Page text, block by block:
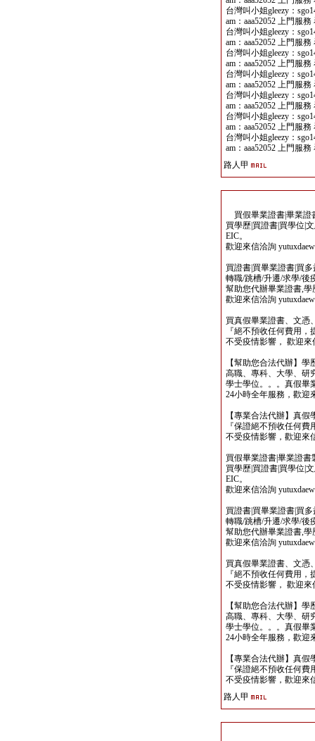
台灣叫小姐gleezy：
am：aaa52052 上門服
台灣叫小姐gleezy：
am：aaa52052 上門服
台灣叫小姐gleezy：
am：aaa52052 上門服
台灣叫小姐gleezy：
am：aaa52052 上門服
台灣叫小姐gleezy：
am：aaa52052 上門服
台灣叫小姐gleezy：
am：aaa52052 上門服
台灣叫小姐gleezy：
am：aaa52052 上門服
路人甲
買假畢業證書|畢業證
買學歷|買證書|買學位|
EIC。
歡迎來信洽詢
買證書|買畢業證書|買多
轉職/跳槽/升遷/求學/後
幫助您代辦畢業證書,學
歡迎來信洽詢
買真假畢業證書、文憑
『絕不預收任何費用
不受疫情影響， 歡迎來
【幫助您合法代辦】
高職、專科、大學、研
學士學位。。。真假畢
24小時全年服務，歡迎
【專業合法代辦】真
『保證絕不預收任何
不受疫情影響，歡迎來
買假畢業證書|畢業證書
買學歷|買證書|買學位|
EIC。
歡迎來信洽詢
買證書|買畢業證書|買多
轉職/跳槽/升遷/求學/後
幫助您代辦畢業證書,學
歡迎來信洽詢
買真假畢業證書、文憑
『絕不預收任何費用
不受疫情影響， 歡迎來
【幫助您合法代辦】
高職、專科、大學、研
學士學位。。。真假畢
24小時全年服務，歡迎
【專業合法代辦】真
『保證絕不預收任何
不受疫情影響，歡迎來
路人甲